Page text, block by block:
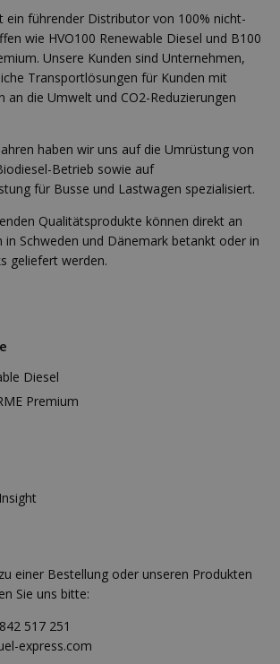
ein führender Distributor von 100% nicht-
wie HVO100 Renewable Diesel und B100
Unsere Kunden sind Unternehmen,
Transportlösungen für Kunden mit
an die Umwelt und CO2-Reduzierungen
haben wir uns auf die Umrüstung von
Betrieb sowie auf
für Busse und Lastwagen spezialisiert.
Qualitätsprodukte können direkt an
in Schweden und Dänemark betankt oder in
geliefert werden.
Diesel
Premium
einer Bestellung oder unseren Produkten
Sie uns bitte:
517 251
express.com